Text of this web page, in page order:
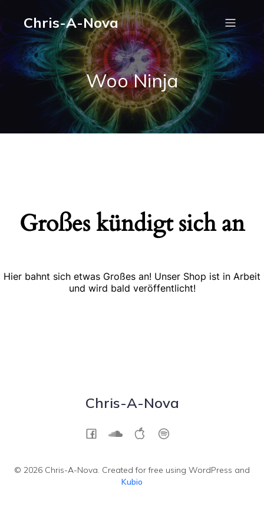
Chris-A-Nova
Woo Ninja
Großes kündigt sich an
Hier bahnt sich etwas Großes an! Unser Shop ist in Arbeit
und wird bald veröffentlicht!
Chris-A-Nova
© 2026 Chris-A-Nova. Created for free using WordPress and
Kubio